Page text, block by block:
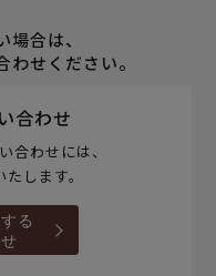
合は、
せください。
合わせ
合わせには、
します。
る